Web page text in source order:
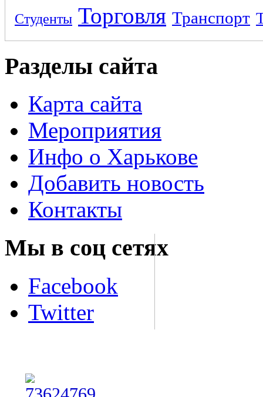
Студенты Торговля Транспорт
Разделы сайта
Карта сайта
Мероприятия
Инфо о Харькове
Добавить новость
Контакты
Мы в соц сетях
Facebook
Twitter